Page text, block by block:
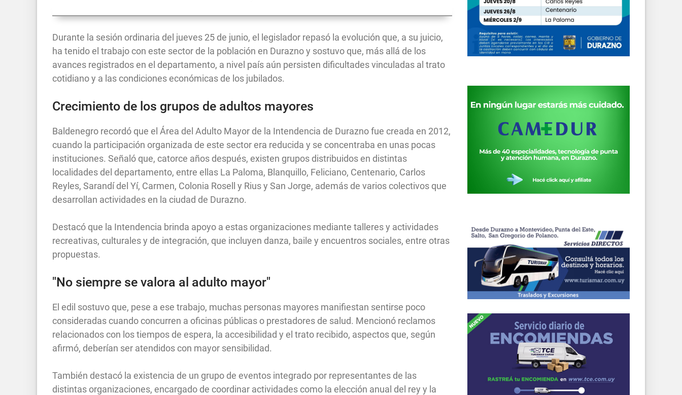
Durante la sesión ordinaria del jueves 25 de junio, el legislador repasó la evolución que, a su juicio,
ha tenido el trabajo con este sector de la población en Durazno y sostuvo que, más allá de los
avances registrados en el departamento, a nivel país aún persisten dificultades vinculadas al trato
cotidiano y a las condiciones económicas de los jubilados.
Crecimiento de los grupos de adultos mayores
Baldenegro recordó que el Área del Adulto Mayor de la Intendencia de Durazno fue creada en 2012,
cuando la participación organizada de este sector era reducida y se concentraba en unas pocas
instituciones. Señaló que, catorce años después, existen grupos distribuidos en distintas
localidades del departamento, entre ellas La Paloma, Blanquillo, Feliciano, Centenario, Carlos
Reyles, Sarandí del Yí, Carmen, Colonia Rosell y Rius y San Jorge, además de varios colectivos que
desarrollan actividades en la ciudad de Durazno.
Destacó que la Intendencia brinda apoyo a estas organizaciones mediante talleres y actividades
recreativas, culturales y de integración, que incluyen danza, baile y encuentros sociales, entre otras
propuestas.
"No siempre se valora al adulto mayor"
El edil sostuvo que, pese a ese trabajo, muchas personas mayores manifiestan sentirse poco
consideradas cuando concurren a oficinas públicas o prestadores de salud. Mencionó reclamos
relacionados con los tiempos de espera, la accesibilidad y el trato recibido, aspectos que, según
afirmó, deberían ser atendidos con mayor sensibilidad.
También destacó la existencia de un grupo de eventos integrado por representantes de las
distintas organizaciones, encargado de coordinar actividades como la elección anual del rey y la